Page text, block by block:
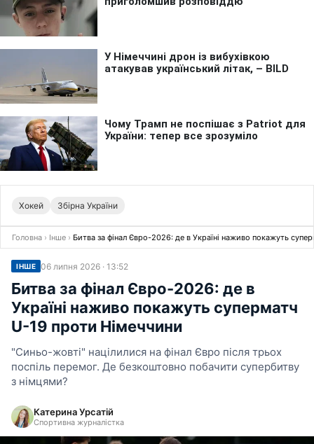
Хокей Збірна України
Головна › Інше › Битва за фінал Євро-2026: де в Україні наживо покажуть
ІНШЕ 06 липня 2026 · 13:52
Битва за фінал Євро-2026: де в
Україні наживо покажуть суперматч
U-19 проти Німеччини
"Синьо-жовті" націлилися на фінал Євро після трьох
поспіль перемог. Де безкоштовно побачити супербитву
з німцями?
Катерина Урсатій
Спортивна журналістка